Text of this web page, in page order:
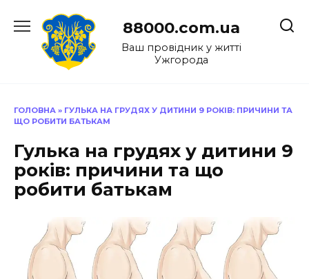
до
88000.com.ua
Ваш провідник у житті
Ужгорода
ГОЛОВНА » ГУЛЬКА НА ГРУДЯХ У ДИТИНИ 9 РОКІВ: ПРИЧИНИ ТА
ЩО РОБИТИ БАТЬКАМ
Гулька на грудях у дитини 9
років: причини та що
робити батькам